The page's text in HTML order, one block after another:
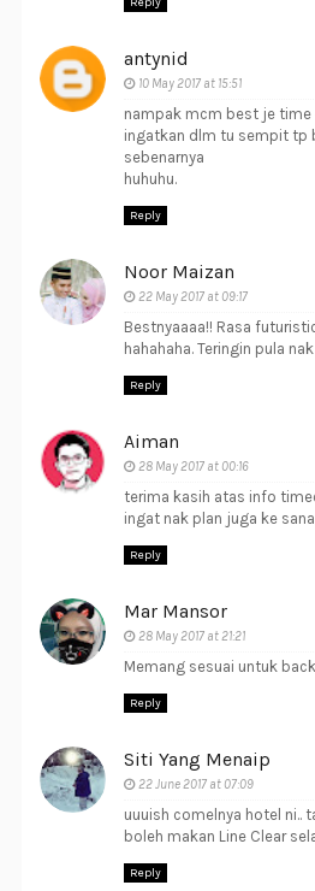
antynid
10 May 2017 at 15:51
nampak mcm best je time
ingatkan dlm tu sempit tp
sebenarnya
huhuhu.
Reply
Noor Maizan
22 May 2017 at 09:17
Bestnyaaaa!! Rasa
hahahaha. Teringin pula
Reply
Aiman
28 May 2017 at 00:16
terima kasih atas info
ingat nak plan juga ke
Reply
Mar Mansor
28 May 2017 at 21:21
Memang sesuai untuk
Reply
Siti Yang Menaip
22 June 2017 at 07:09
uuuish comelnya hotel ni..
boleh makan Line Clear
Reply